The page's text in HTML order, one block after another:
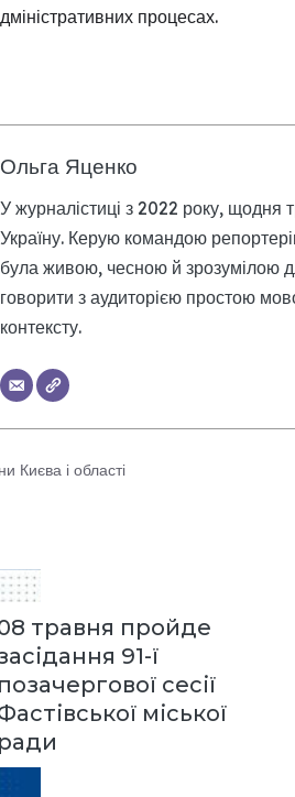
процесах.
Ольга Яценко
У журналістиці з 2022 року, щодня
Україну. Керую командою
була живою, чесною й зрозумілою
говорити з аудиторією простою
контексту.
Києва і області
травня пройде
91-ї
позачергової сесії
міської
ради